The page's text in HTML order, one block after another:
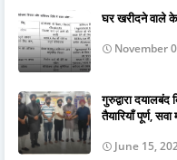
घर खरीदने वाले के
November
गुरुद्वारा
तैयारियाँ पूर्ण,
June 15,